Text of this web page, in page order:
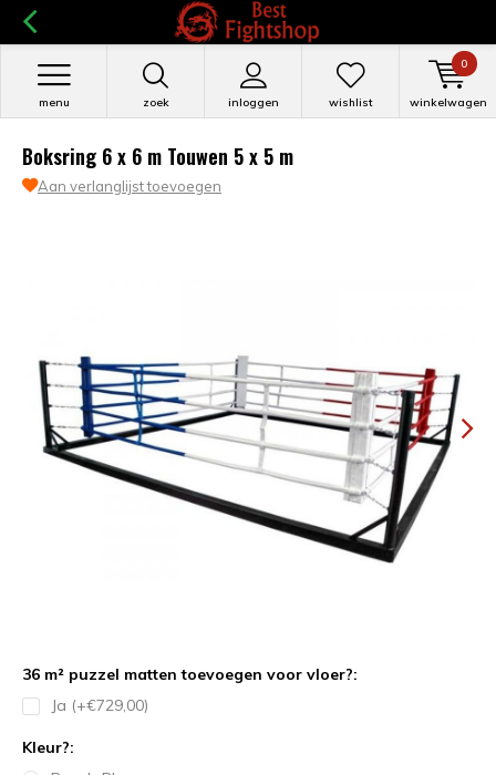
zoek inloggen
menu wishlist winkelwagen
0
Boksring 6 x 6 m Touwen 5 x 5 m
Aan verlanglijst toevoegen
36 m² puzzel matten toevoegen voor vloer?:
Ja (+€729,00)
Kleur?: